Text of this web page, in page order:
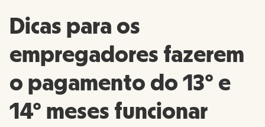
Dicas para os
empregadores fazerem
o pagamento do 13º e
14º meses funcionar